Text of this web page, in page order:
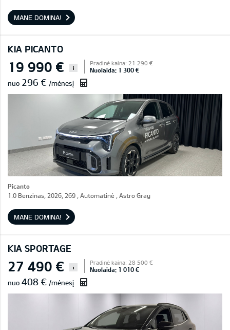
MANE DOMINA!
KIA PICANTO
19 990 € i
Pradinė kaina: 21 290 €
Nuolaida: 1 300 €
nuo 296 € /mėnesį
Picanto
1.0 Benzinas, 2026, 269 , Automatinė , Astro Gray
MANE DOMINA!
KIA SPORTAGE
27 490 € i
Pradinė kaina: 28 500 €
Nuolaida: 1 010 €
nuo 408 € /mėnesį